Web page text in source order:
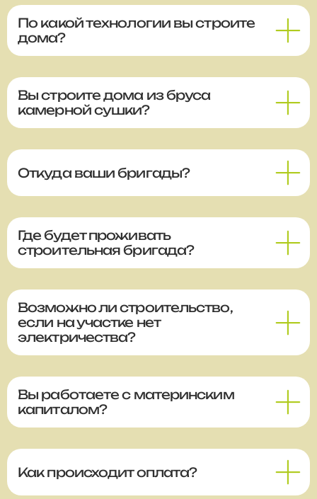
По какой технологии вы строите
дома?
Вы строите дома из бруса
камерной сушки?
Откуда ваши бригады?
Где будет проживать
строительная бригада?
Возможно ли строительство,
если на участке нет
электричества?
Вы работаете с материнским
капиталом?
Как происходит оплата?